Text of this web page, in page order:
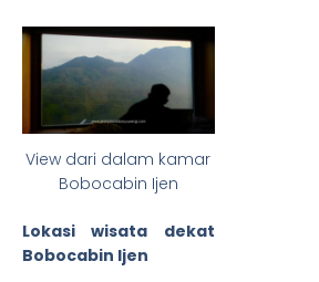
View dari dalam kamar
Bobocabin Ijen
Lokasi wisata dekat
Bobocabin Ijen